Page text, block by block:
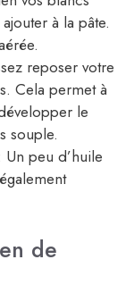
à la pâte.
reposer votre
Cela permet à
le
souple.
Un peu d’huile
de